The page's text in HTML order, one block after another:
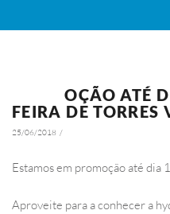
PROMOÇÃO ATÉ
FEIRA DE TORRES
25/06/2018 /
Estamos em promoção até dia
Aproveite para a conhecer a